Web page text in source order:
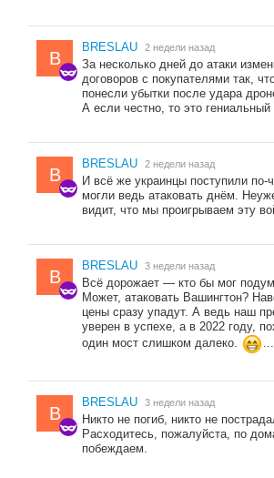
B
BRESLAU 2 недели назад
За несколько дней до атаки
договоров с покупателями так,
понесли убытки после удара
А если честно, то это
B
BRESLAU 2 недели назад
И всё же украинцы поступили
могли ведь атаковать днём.
видит, что мы проигрываем эту
B
BRESLAU 3 недели назад
Всё дорожает — кто бы мог
Может, атаковать Вашингтон?
цены сразу упадут. А ведь наш
уверен в успехе, а в 2022 году,
один мост слишком далеко.
...
B
BRESLAU 3 недели назад
Никто не погиб, никто не
Расходитесь, пожалуйста, по
побеждаем.